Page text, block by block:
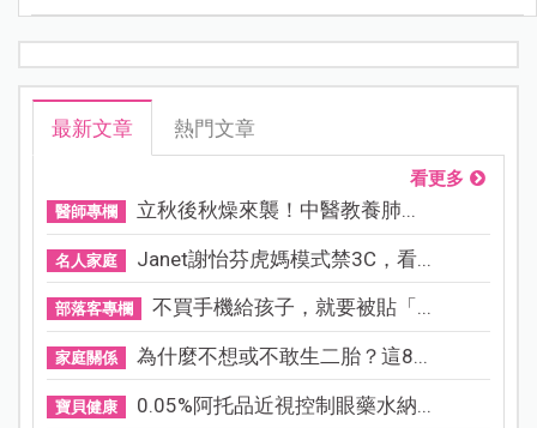
最新文章 熱門文章
看更多
醫師專欄 立秋後秋燥來襲！中醫教養肺...
名人家庭 Janet謝怡芬虎媽模式禁3C，看...
部落客專欄 不買手機給孩子，就要被貼「...
家庭關係 為什麼不想或不敢生二胎？這8...
寶貝健康 0.05%阿托品近視控制眼藥水納...